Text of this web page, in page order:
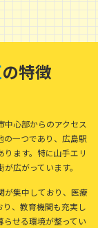
の特徴
心部からのアクセス
の一つであり、広島駅
ます。特に山手エリ
広がっています。
が集中しており、医療
、教育機関も充実し
らせる環境が整ってい